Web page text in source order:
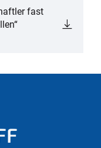
fast